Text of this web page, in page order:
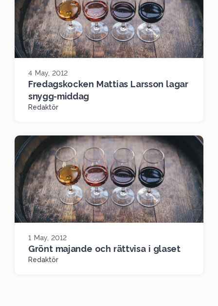
4 May, 2012
Fredagskocken Mattias Larsson lagar
snygg-middag
Redaktör
1 May, 2012
Grönt majande och rättvisa i glaset
Redaktör